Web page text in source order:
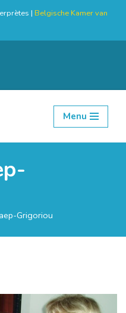
| Belgische Kamer van
Menu
Grigoriou